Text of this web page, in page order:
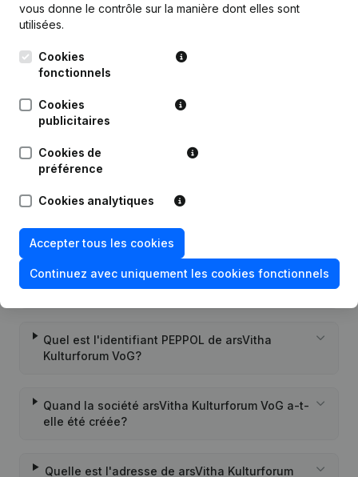
Aenderungen, …)
Questions fréquemment posées
Quel est le numéro de TVA de arsVitha
Kulturforum VoG?
Quel est l'identifiant PEPPOL de arsVitha
Kulturforum VoG?
Quand la société arsVitha Kulturforum VoG a-t-
elle été créée?
Quelle est l'adresse de arsVitha Kulturforum
vous donne le contrôle sur la manière dont elles sont
utilisées.
Cookies
fonctionnels
Cookies
publicitaires
Cookies de
préférence
Cookies analytiques
Accepter tous les cookies
Continuez avec uniquement les cookies fonctionnels